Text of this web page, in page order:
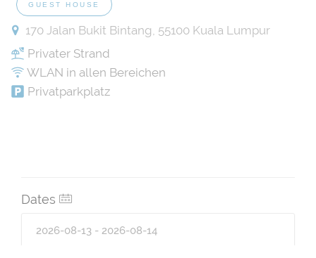
GUEST HOUSE
170 Jalan Bukit Bintang, 55100 Kuala Lumpur
Privater Strand
WLAN in allen Bereichen
Privatparkplatz
Dates